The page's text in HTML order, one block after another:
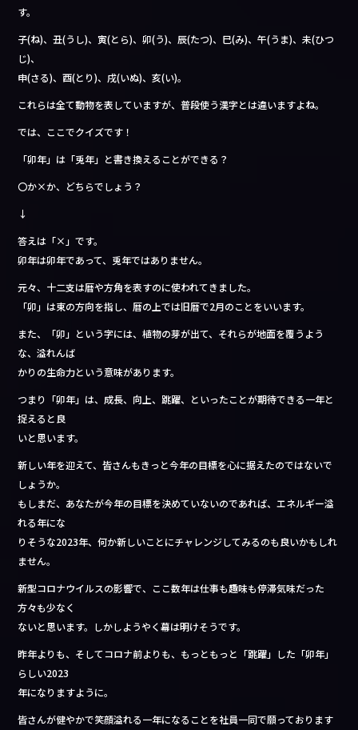
す。
子(ね)、丑(うし)、寅(とら)、卯(う)、辰(たつ)、巳(み)、午(うま)、未(ひつ
じ)、
申(さる)、酉(とり)、戌(いぬ)、亥(い)。
これらは全て動物を表していますが、普段使う漢字とは違いますよね。
では、ここでクイズです！
「卯年」は「兎年」と書き換えることができる？
〇か×か、どちらでしょう？
↓
答えは「×」です。
卯年は卯年であって、兎年ではありません。
元々、十二支は暦や方角を表すのに使われてきました。
「卯」は東の方向を指し、暦の上では旧暦で2月のことをいいます。
また、「卯」という字には、植物の芽が出て、それらが地面を覆うよう
な、溢れんば
かりの生命力という意味があります。
つまり「卯年」は、成長、向上、跳躍、といったことが期待できる一年と
捉えると良
いと思います。
新しい年を迎えて、皆さんもきっと今年の目標を心に据えたのではないで
しょうか。
もしまだ、あなたが今年の目標を決めていないのであれば、エネルギー溢
れる年にな
りそうな2023年、何か新しいことにチャレンジしてみるのも良いかもしれ
ません。
新型コロナウイルスの影響で、ここ数年は仕事も趣味も停滞気味だった
方々も少なく
ないと思います。しかしようやく幕は明けそうです。
昨年よりも、そしてコロナ前よりも、もっともっと「跳躍」した「卯年」
らしい2023
年になりますように。
皆さんが健やかで笑顔溢れる一年になることを社員一同で願っております